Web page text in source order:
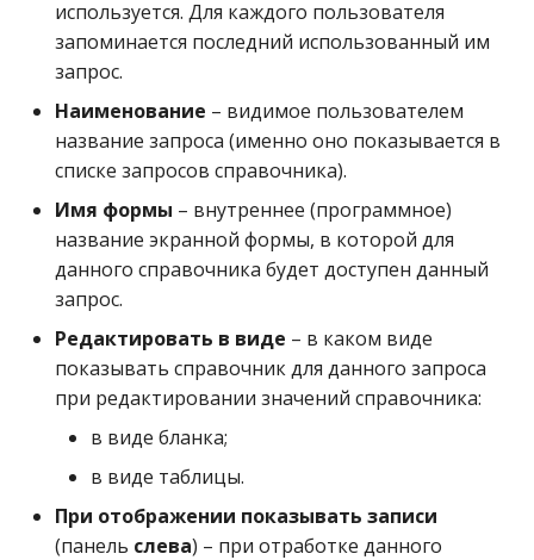
Логические знаки
Настройка
через ЭДО
Настройка раскраски
форм
ЖНВЛС
Описание стеллажей
Отделения больницы
используется. Для каждого пользователя
запоминается последний использованный им
запрос.
Наименование – видимое пользователем
название запроса (именно оно показывается в
списке запросов справочника).
Имя формы – внутреннее (программное)
название экранной формы, в которой для
данного справочника будет доступен данный
запрос.
Редактировать в виде – в каком виде
показывать справочник для данного запроса
при редактировании значений справочника:
в виде бланка;
в виде таблицы.
При отображении показывать записи
(панель слева) – при отработке данного